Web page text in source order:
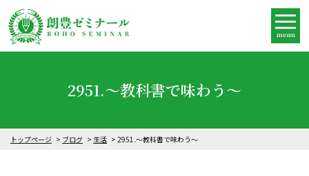
menu
2951.～教科書で味わう～
トップページ ブログ 生活 2951.～教科書で味わう～